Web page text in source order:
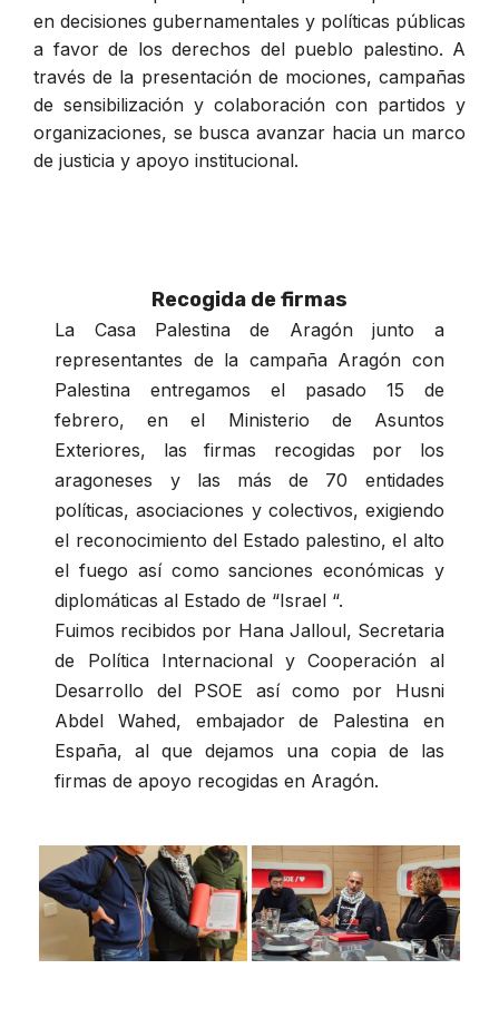
en decisiones gubernamentales y políticas públicas
a favor de los derechos del pueblo palestino. A
través de la presentación de mociones, campañas
de sensibilización y colaboración con partidos y
organizaciones, se busca avanzar hacia un marco
de justicia y apoyo institucional.
Recogida de firmas
La Casa Palestina de Aragón junto a
representantes de la campaña Aragón con
Palestina entregamos el pasado 15 de
febrero, en el Ministerio de Asuntos
Exteriores, las firmas recogidas por los
aragoneses y las más de 70 entidades
políticas, asociaciones y colectivos, exigiendo
el reconocimiento del Estado palestino, el alto
el fuego así como sanciones económicas y
diplomáticas al Estado de “Israel “.
Fuimos recibidos por Hana Jalloul, Secretaria
de Política Internacional y Cooperación al
Desarrollo del PSOE así como por Husni
Abdel Wahed, embajador de Palestina en
España, al que dejamos una copia de las
firmas de apoyo recogidas en Aragón.